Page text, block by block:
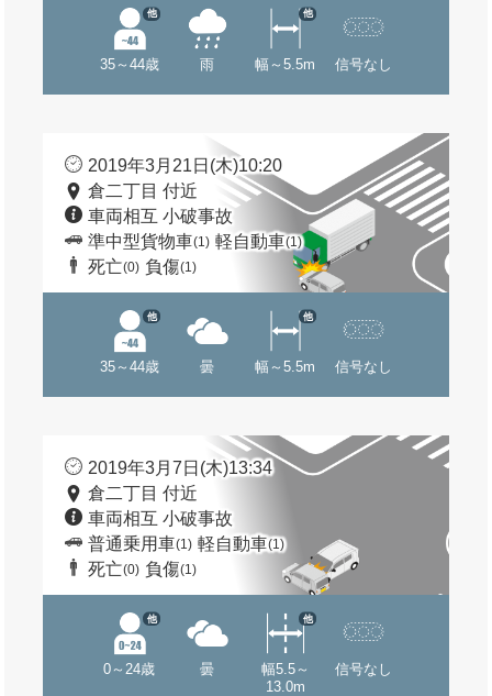
35～44歳
他
雨 幅～5.5m
他
信号なし
2019年3月21日(木)10:20
倉二丁目 付近
車両相互 小破事故
準中型貨物車(1) 軽自動車(1)
死亡(0) 負傷(1)
35～44歳
他
曇 幅～5.5m
他
信号なし
2019年3月7日(木)13:34
倉二丁目 付近
車両相互 小破事故
普通乗用車(1) 軽自動車(1)
死亡(0) 負傷(1)
0～24歳
他
曇
幅5.5～
13.0m
他
信号なし